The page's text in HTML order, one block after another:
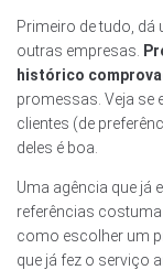
Primeiro de tudo,
outras empresas.
histórico
promessas. Veja se
clientes (de
deles é boa.
Uma agência que já
referências
como escolher um
que já fez o serviço